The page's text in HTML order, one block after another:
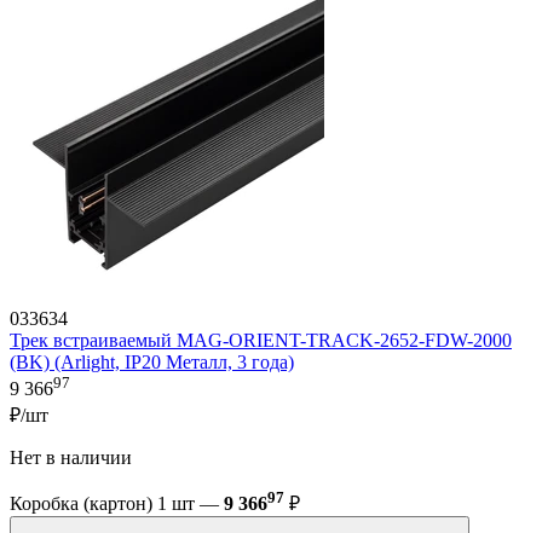
033634
Трек встраиваемый MAG-ORIENT-TRACK-2652-FDW-2000
(BK) (Arlight, IP20 Металл, 3 года)
9 36697
₽/шт
Нет в наличии
Коробка (картон) 1 шт — 9 36697 ₽